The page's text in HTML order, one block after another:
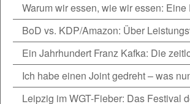
Warum wir essen, wie wir essen:
BoD vs. KDP/Amazon: Über
Ein Jahrhundert Franz Kafka: Die
Ich habe einen Joint gedreht – was
Leipzig im WGT-Fieber: Das Festival